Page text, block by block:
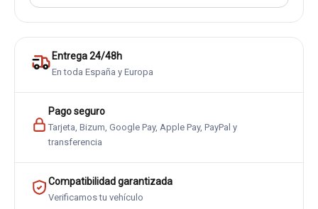
Entrega 24/48h
En toda España y Europa
Pago seguro
Tarjeta, Bizum, Google Pay, Apple Pay, PayPal y
transferencia
Compatibilidad garantizada
Verificamos tu vehículo